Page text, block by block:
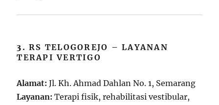
3.RS TELOGOREJO – LAYANAN
TERAPI VERTIGO
Alamat: Jl. Kh. Ahmad Dahlan No. 1, Semarang
Layanan: Terapi fisik, rehabilitasi vestibular,